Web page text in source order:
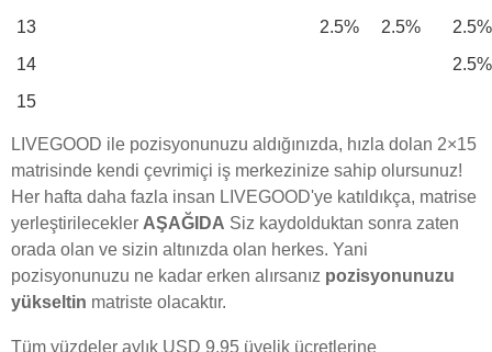
13
2.5% 2.5%
2.5%
14
2.5%
15
LIVEGOOD ile pozisyonunuzu aldığınızda, hızla dolan 2×15
matrisinde kendi çevrimiçi iş merkezinize sahip olursunuz!
Her hafta daha fazla insan LIVEGOOD'ye katıldıkça, matrise
yerleştirilecekler AŞAĞIDA Siz kaydolduktan sonra zaten
orada olan ve sizin altınızda olan herkes. Yani
pozisyonunuzu ne kadar erken alırsanız pozisyonunuzu
yükseltin matriste olacaktır.
Tüm yüzdeler aylık USD 9.95 üyelik ücretlerine